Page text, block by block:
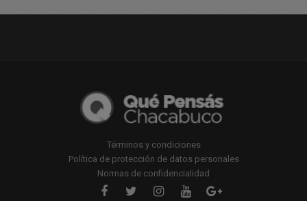
Términos y condiciones
Política de protección de datos personales
Normas de confidencialidad